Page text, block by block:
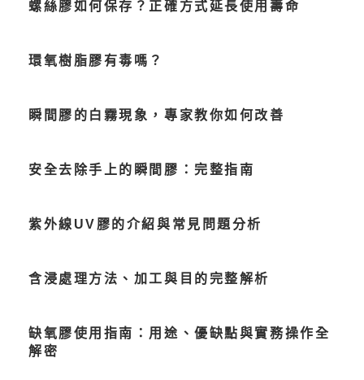
螺絲膠如何保存？正確方式延長使用壽命
環氧樹脂膠有毒嗎？
瞬間膠的白霧現象，專家教你如何改善
安全去除手上的瞬間膠：完整指南
紫外線UV膠的介紹與常見問題分析
含浸處理方法、加工與目的完整解析
缺氧膠使用指南：用途、優缺點與實務操作全
解密